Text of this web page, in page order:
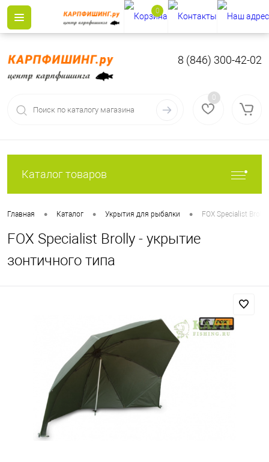
8 (846) 300-42-02
0
Каталог товаров
Главная • Каталог • Укрытия для рыбалки • FOX Specialist
FOX Specialist Brolly - укрытие
зонтичного типа
0